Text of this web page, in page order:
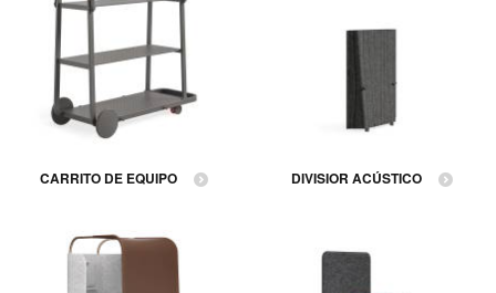
CARRITO DE EQUIPO DIVISIOR ACÚSTICO